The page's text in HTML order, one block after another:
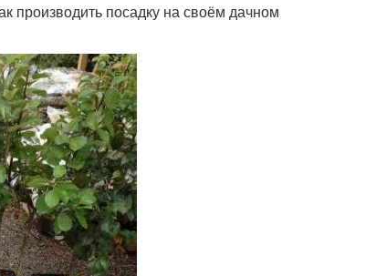
производить посадку на своём дачном